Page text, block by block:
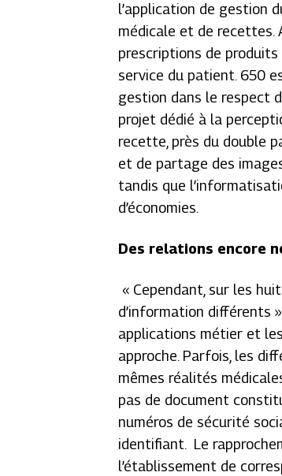
l’application de gestion
médicale et de recettes.
prescriptions de
service du patient. 650
gestion dans le respect
projet dédié à la
recette, près du double
et de partage des
tandis que
d’économies.
Des relations encore
« Cependant, sur les
d’information différents
applications métier et
approche. Parfois, les
mêmes réalités
pas de document
numéros de sécurité
identifiant. Le
l’établissement de